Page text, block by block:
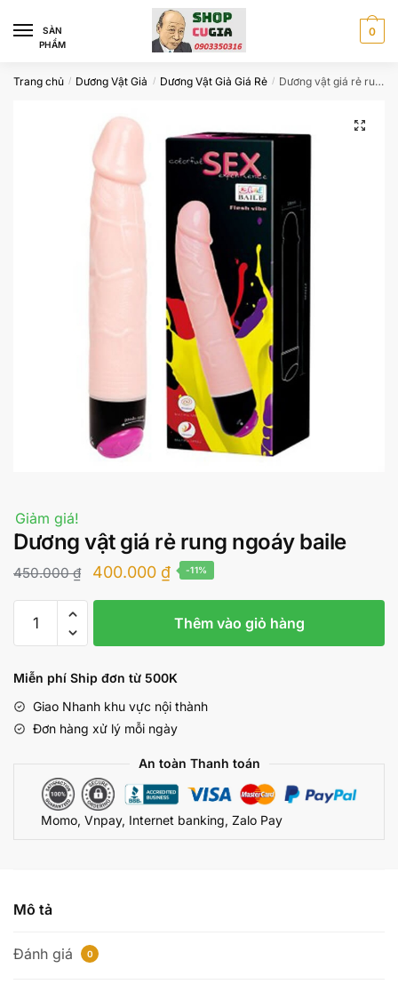
navigation
content
SÀN
PHẨM
0
Trang chủ / Dương Vật Giả / Dương Vật Giả Giá Rẻ / Dương vật giá rẻ rung ngoáy baile
Giảm giá!
Dương vật giá rẻ rung ngoáy baile
450.000₫
Giá
gốc
450.000 ₫.
400.000 ₫Giá
hiện
tại
là:
400.000 ₫.
-11%
rẻ
ngoáy
baile
lượng
Thêm vào giỏ hàng
Miễn phí Ship đơn từ 500K
Giao Nhanh khu vực nội thành
Đơn hàng xử lý mỗi ngày
An toàn Thanh toán
Momo, Vnpay, Internet banking, Zalo Pay
Mô tả
Đánh giá 0